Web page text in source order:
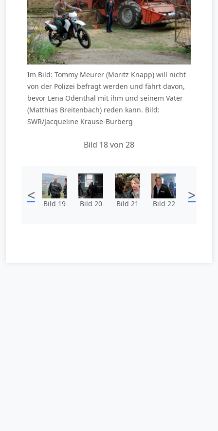
Im Bild: Tommy Meurer (Moritz Knapp) will nicht
von der Polizei befragt werden und fährt davon,
bevor Lena Odenthal mit ihm und seinem Vater
(Matthias Breitenbach) reden kann. Bild:
SWR/Jacqueline Krause-Burberg
Bild 18 von 28
< Bild 19 Bild 20 Bild 21 Bild 22 >